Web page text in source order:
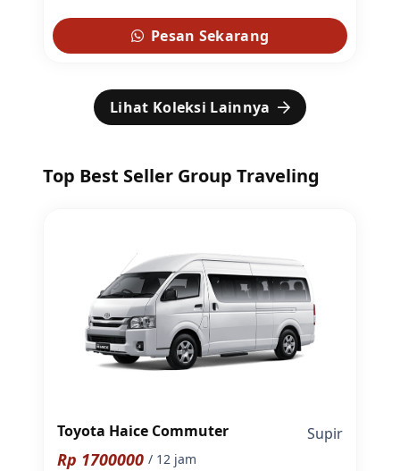
Pesan Sekarang
Lihat Koleksi Lainnya
Top Best Seller Group Traveling
Toyota Haice Commuter Supir
Rp 1700000 / 12 jam